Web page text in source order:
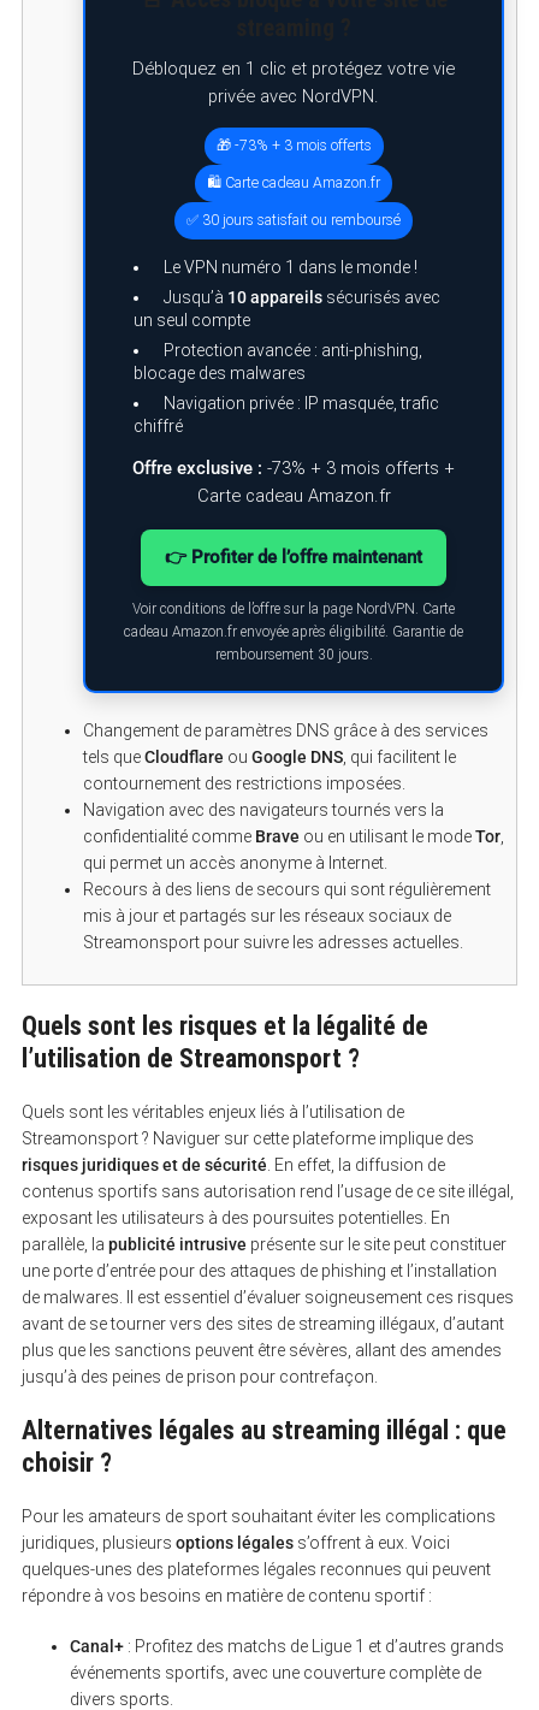
Débloquez en 1 clic et protégez votre vie
privée avec NordVPN.
🎁 -73% + 3 mois offerts
🛍️ Carte cadeau Amazon.fr
✅ 30 jours satisfait ou remboursé
Le VPN numéro 1 dans le monde !
Jusqu’à 10 appareilssécurisés avec
un seul compte
Protection avancée : anti-phishing,
blocage des malwares
Navigation privée : IP masquée, trafic
chiffré
Offre exclusive : -73% + 3 mois offerts +
Carte cadeau Amazon.fr
👉 Profiter de l’offre maintenant
Voir conditions de l’offre sur la page NordVPN. Carte
cadeau Amazon.fr envoyée après éligibilité. Garantie de
remboursement 30 jours.
Changement de paramètres DNS grâce à des services
tels queCloudflare ou Google DNS, qui facilitent le
contournement des restrictions imposées.
Navigation avec des navigateurs tournés vers la
confidentialité comme Brave ou en utilisant le modeTor,
qui permet un accès anonyme à Internet.
Recours à des liens de secours qui sont régulièrement
mis à jour et partagés sur les réseaux sociaux de
Streamonsport pour suivre les adresses actuelles.
Quels sont les risques et la légalité de
l’utilisation de Streamonsport ?
Quels sont les véritables enjeux liés à l’utilisation de
Streamonsport ? Naviguer sur cette plateforme implique des
risques juridiques et de sécurité . En effet, la diffusion de
contenus sportifs sans autorisation rend l’usage de ce site illégal,
exposant les utilisateurs à des poursuites potentielles. En
parallèle, la publicité intrusive présente sur le site peut constituer
une porte d’entrée pour des attaques de phishing et l’installation
de malwares. Il est essentiel d’évaluer soigneusement ces risques
avant de se tourner vers des sites de streaming illégaux, d’autant
plus que les sanctions peuvent être sévères, allant des amendes
jusqu’à des peines de prison pour contrefaçon.
Alternatives légales au streaming illégal : que
choisir ?
Pour les amateurs de sport souhaitant éviter les complications
juridiques, plusieurs options légaless’offrent à eux. Voici
quelques-unes des plateformes légales reconnues qui peuvent
répondre à vos besoins en matière de contenu sportif :
Canal+: Profitez des matchs de Ligue 1 et d’autres grands
événements sportifs, avec une couverture complète de
divers sports.
S
a
f
o